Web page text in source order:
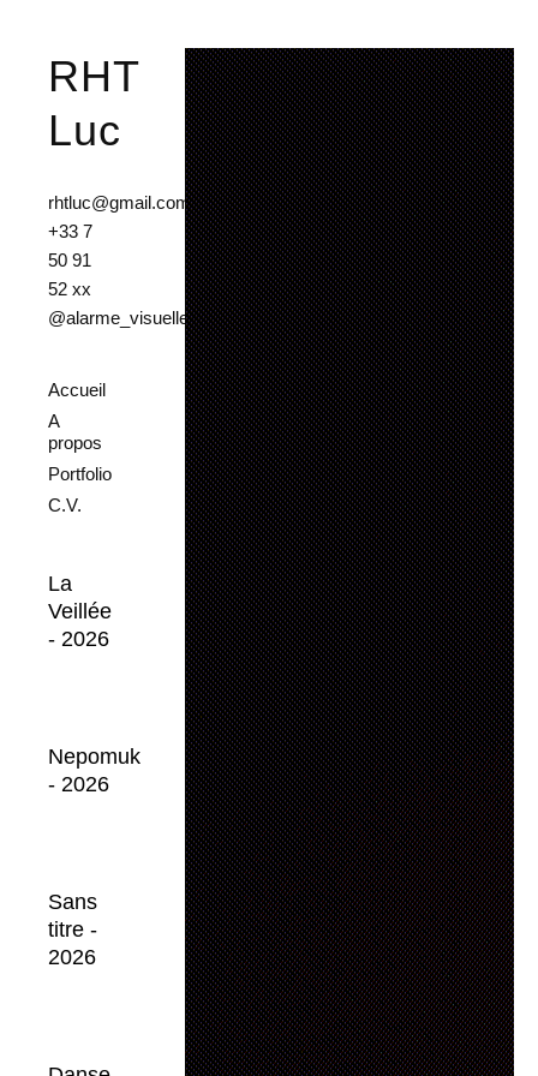
RHT
Luc
rhtluc@gmail.com
+33 7
50 91
52 xx
@alarme_visuelle
Accueil
A
propos
Portfolio
C.V.
La
Veillée
- 2026
Nepomuk
- 2026
Sans
titre -
2026
Danse